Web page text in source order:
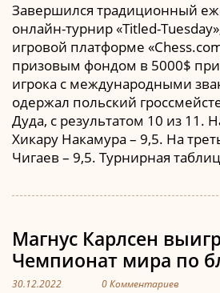
Завершился традиционный
онлайн-турнир «Titled-
игровой платформе
призовым фондом в 5000$
игрока с международными
одержал польский
Дуда, с результатом 10 из 11.
Хикару Накамура – 9,5. На
Чигаев – 9,5. Турнирная
Магнус Карлсен
Чемпионат мира по
30.12.2022 0 Комментариев